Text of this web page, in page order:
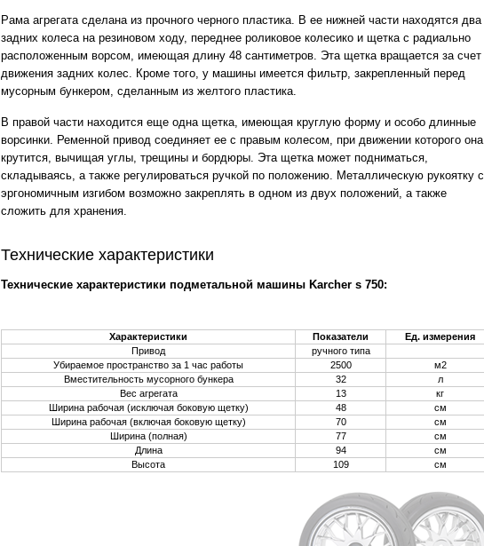
Рама агрегата сделана из прочного черного пластика. В ее нижней части находятся два
задних колеса на резиновом ходу, переднее роликовое колесико и щетка с радиально
расположенным ворсом, имеющая длину 48 сантиметров. Эта щетка вращается за счет
движения задних колес. Кроме того, у машины имеется фильтр, закрепленный перед
мусорным бункером, сделанным из желтого пластика.
В правой части находится еще одна щетка, имеющая круглую форму и особо длинные
ворсинки. Ременной привод соединяет ее с правым колесом, при движении которого она
крутится, вычищая углы, трещины и бордюры. Эта щетка может подниматься,
складываясь, а также регулироваться ручкой по положению. Металлическую рукоятку с
эргономичным изгибом возможно закреплять в одном из двух положений, а также
сложить для хранения.
Технические характеристики
Технические характеристики подметальной машины Karcher s 750:
Характеристики Показатели
Ед. измерения
Привод
ручного типа
Убираемое пространство за 1 час работы
2500
м2
Вместительность мусорного бункера
32
л
Вес агрегата
13
кг
Ширина рабочая (исключая боковую щетку)
48
см
Ширина рабочая (включая боковую щетку)
70
см
Ширина (полная)
77
см
Длина
94
см
Высота
109 см